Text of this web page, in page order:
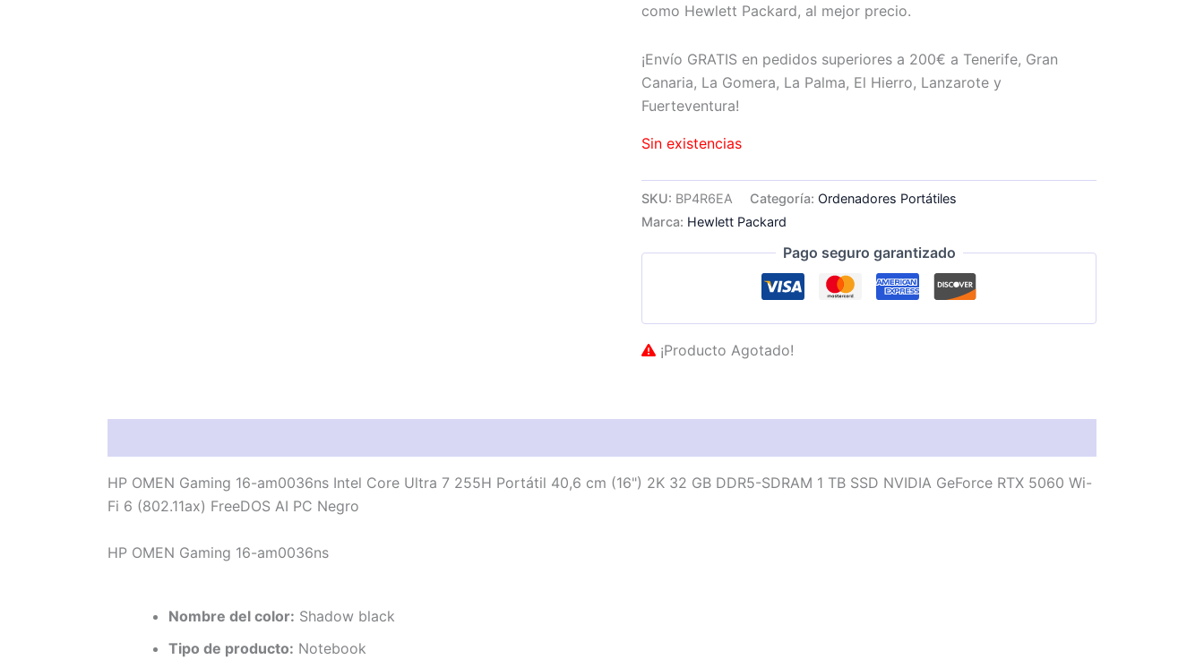
como Hewlett Packard, al mejor precio.
¡Envío GRATIS en pedidos superiores a 200€ a Tenerife, Gran
Canaria, La Gomera, La Palma, El Hierro, Lanzarote y
Fuerteventura!
Sin existencias
SKU: BP4R6EA Categoría:Ordenadores Portátiles
Marca: Hewlett Packard
Pago seguro garantizado
¡Producto Agotado!
HP OMEN Gaming 16-am0036ns Intel Core Ultra 7 255H Portátil 40,6 cm (16") 2K 32 GB DDR5-SDRAM 1 TB SSD NVIDIA GeForce RTX 5060 Wi-
Fi 6 (802.11ax) FreeDOS AI PC Negro
HP OMEN Gaming 16-am0036ns
Nombre del color: Shadow black
Tipo de producto: Notebook